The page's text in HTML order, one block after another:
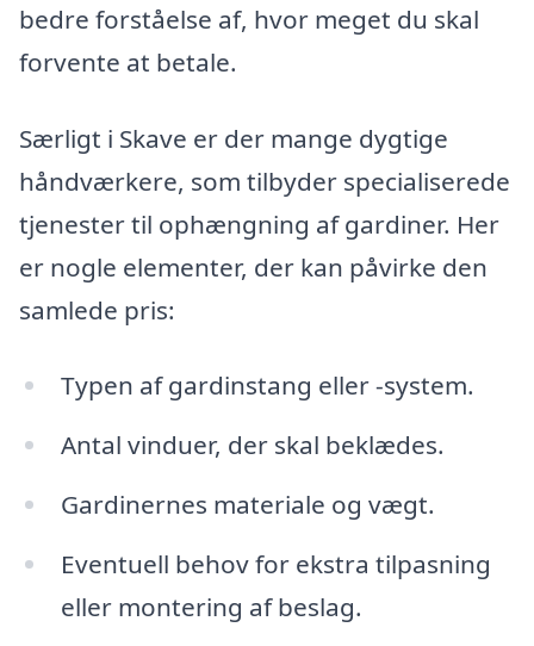
bedre forståelse af, hvor meget du skal
forvente at betale.
Særligt i Skave er der mange dygtige
håndværkere, som tilbyder specialiserede
tjenester til ophængning af gardiner. Her
er nogle elementer, der kan påvirke den
samlede pris:
Typen af gardinstang eller -system.
Antal vinduer, der skal beklædes.
Gardinernes materiale og vægt.
Eventuell behov for ekstra tilpasning
eller montering af beslag.